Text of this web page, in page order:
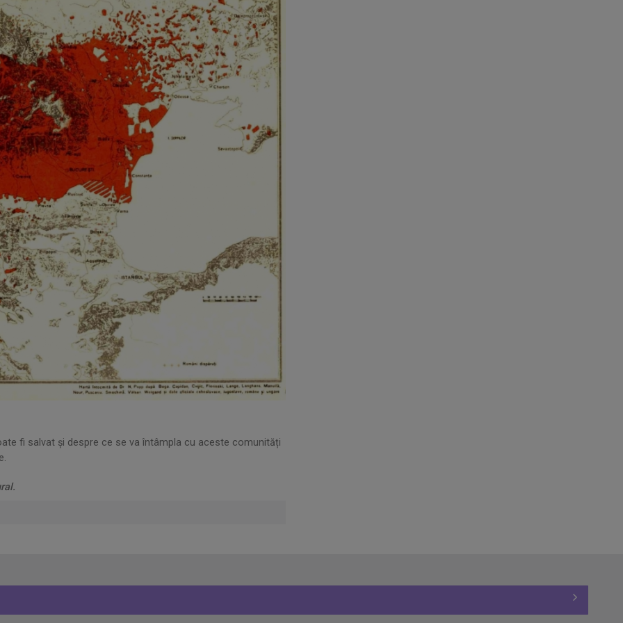
fi salvat și despre ce se va întâmpla cu aceste comunități